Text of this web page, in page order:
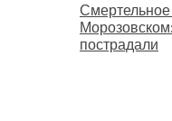
пострадали